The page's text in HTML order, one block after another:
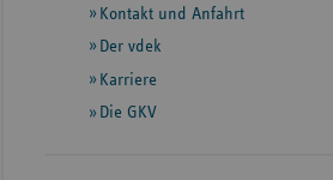
InformationenKontakt und Anfahrt
Der vdek
Karriere
Die GKV